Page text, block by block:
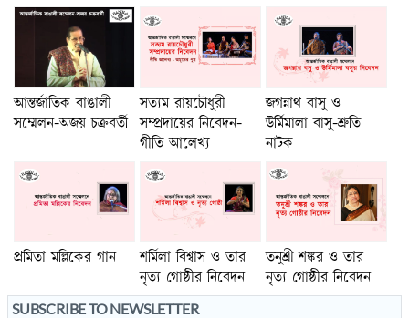
আন্তর্জাতিক বাঙালী
সম্মেলন-অজয় চক্রবর্তী
সত্যম রায়চৌধুরী
সম্প্রদায়ের নিবেদন-
গীতি আলেখ্য
জগন্নাথ বাসু ও
উর্মিমালা বাসু-শ্রুতি
নাটক
প্রমিতা মল্লিকের গান
শর্মিলা বিশ্বাস ও তার
নৃত্য গোষ্ঠীর নিবেদন
তনুশ্রী শঙ্কর ও তার
নৃত্য গোষ্ঠীর নিবেদন
SUBSCRIBE TO NEWSLETTER